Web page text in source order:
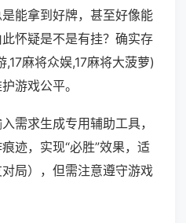
能拿到好牌，甚至好像能
怀疑是不是有挂？确实存
麻将众娱,17麻将大菠萝)
游戏公平。
需求生成专用辅助工具，
迹，实现“必胜”效果，适
局），但需注意遵守游戏